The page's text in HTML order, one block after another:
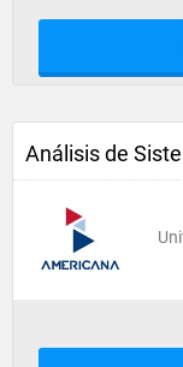
Análisis de